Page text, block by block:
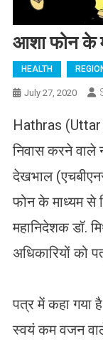
आशा फोन के
HEALTH
July 27, 2020
Hathras
निवास करने
देखभाल
फोन के माध्यम से
महानिदेशक डॉ.
अधिकारियों को
पत्र में कहा गया
स्वयं कम वजन